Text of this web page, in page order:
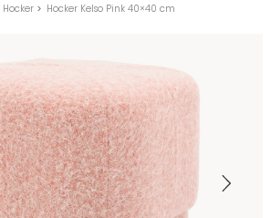
Hocker > Hocker Kelso Pink 40×40 cm